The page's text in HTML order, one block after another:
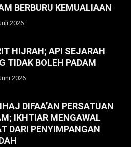
BERBURU KEMUALIAAN
2026
HIJRAH; API SEJARAH
TIDAK BOLEH PADAM
2026
DIFAA’AN PERSATUAN
IKHTIAR MENGAWAL
DARI PENYIMPANGAN